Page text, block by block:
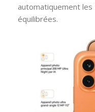
automatiquement
équilibrées.